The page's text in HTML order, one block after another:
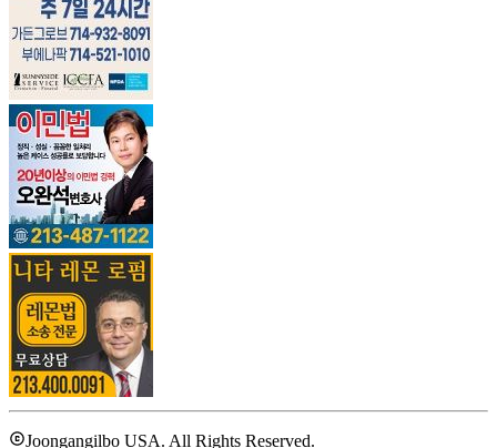
Joongangilbo USA. All Rights Reserved.